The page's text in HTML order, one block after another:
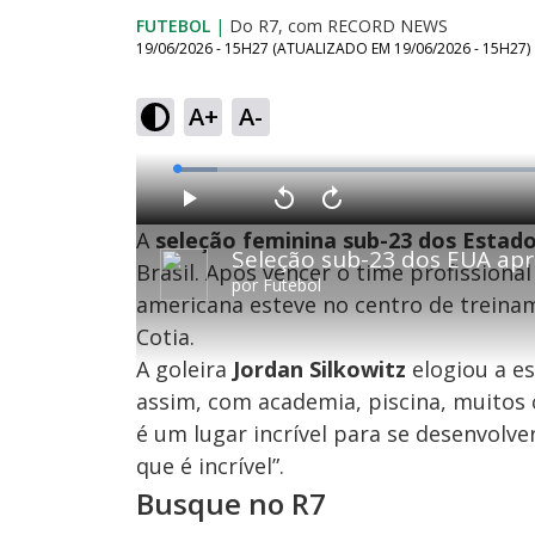
FUTEBOL | Do R7, com RECORD NEWS
19/06/2026 - 15H27 (ATUALIZADO EM 19/06/2026 - 15H27)
A+ A-
Seleção sub-23 dos EUA
por Futebol
P
l
a
y
V
o
l
t
a
r
1
0
s
d
s
A
v
a
n
ç
a
1
0
u
o
s
u
d
L
o
a
d
e
:
5
1
%
A seleção feminina sub-23 dos
Brasil. Após vencer o time
americana esteve no centro de
Cotia.
A goleira Jordan Silkowitz elogiou a
assim, com academia, piscina,
é um lugar incrível para se
que é incrível”.
Busque no R7